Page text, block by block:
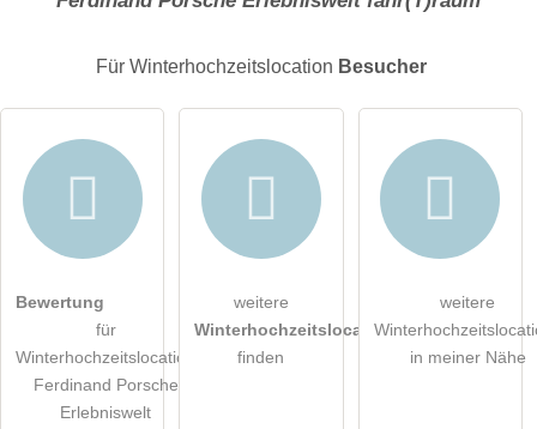
E-Mail-Adresse (wird nicht veröffentlicht)
Die Datenschutzerklärung habe ich zur Kenntnis genommen.
öffentliche Frage stellen
Für Winterhochzeitslocation Besucher
Bewertung
für
Winterhochzeitslocation
Ferdinand Porsche
Erlebniswelt
weitere
Winterhochzeitslocations
finden
weitere
in meiner Nähe